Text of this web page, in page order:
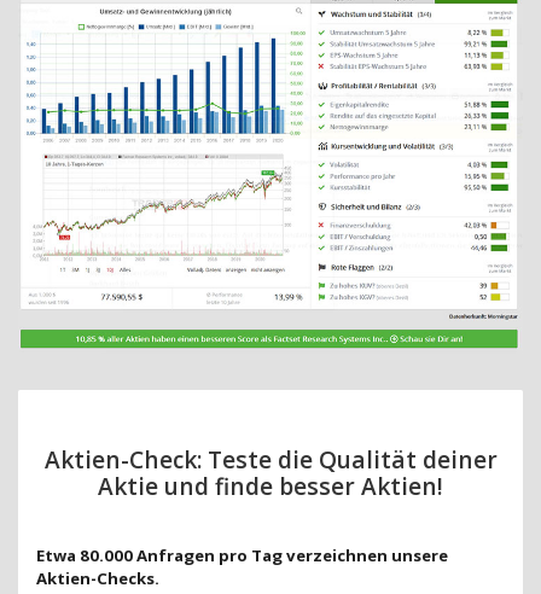
Aktien-Check: Teste die Qualität deiner
Aktie und finde besser Aktien!
Etwa 80.000 Anfragen pro Tag verzeichnen unsere
Aktien-Checks.